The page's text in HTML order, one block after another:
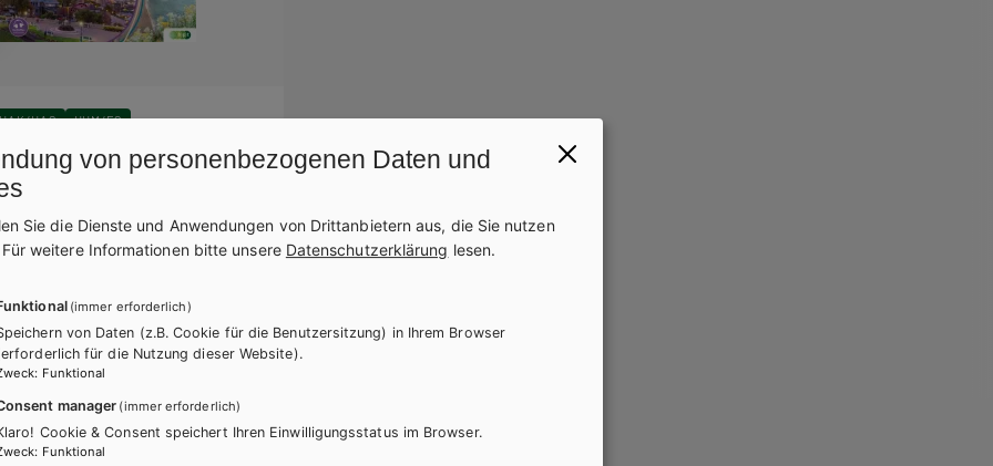
HAK/HAS HUM/FS
2, Lehr- und Arbeitsbuch
inklusive Audiofiles mit
mit E-BOOK+
E-BOOK+ Solo
Lehrer/innenheft
von personenbezogenen Daten und
Sie die Dienste und Anwendungen von Drittanbietern aus, die Sie nutzen
Für weitere Informationen bitte unsere Datenschutzerklärung lesen.
(immer erforderlich)
von Daten (z.B. Cookie für die Benutzersitzung) in Ihrem Browser
für die Nutzung dieser Website).
: Funktional
manager (immer erforderlich)
Cookie & Consent speichert Ihren Einwilligungsstatus im Browser.
: Funktional